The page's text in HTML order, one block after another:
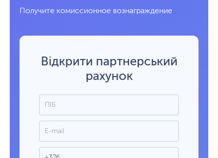
Получите комиссионное вознаграждение
Відкрити партнерський
рахунок